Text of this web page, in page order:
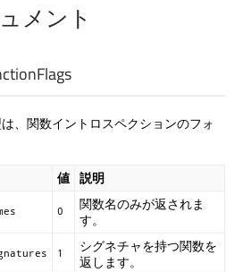
メント
、関数イントロスペクションのフォ
値 説明
0
関数名のみが返されま
す。
1
シグネチャを持つ関数を
返します。